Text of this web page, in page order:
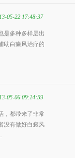
05-22 17:48:37
是多种多样层出
助白癜风治疗的
05-06 09:14:59
，都带来了非常
没有做好白癜风